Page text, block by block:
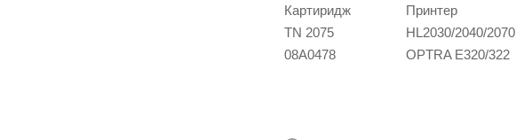
Картиридж Принтер
TN 2075
HL2030/2040/2070
08A0478
OPTRA E320/322